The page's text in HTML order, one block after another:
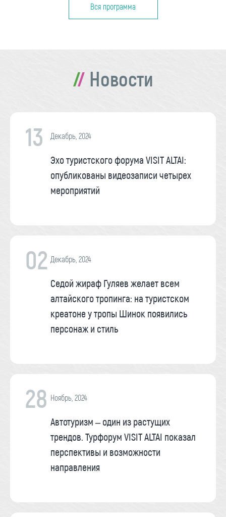
Вся программа
Новости
13 Декабрь, 2024
Эхо туристского форума VISIT ALTAI:
опубликованы видеозаписи четырех
мероприятий
02 Декабрь, 2024
Седой жираф Гуляев желает всем
алтайского тропинга: на туристском
креатоне у тропы Шинок появились
персонаж и стиль
28 Ноябрь, 2024
Автотуризм – один из растущих
трендов. Турфорум VISIT ALTAI показал
перспективы и возможности
направления